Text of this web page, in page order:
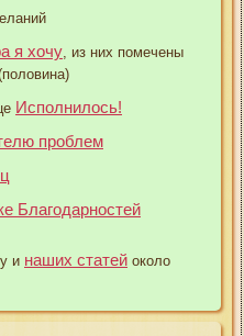
я хочу , из них помечены
Исполнилось!
проблем
Благодарностей
и наших статей около